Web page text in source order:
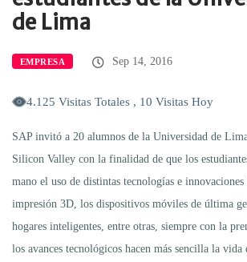
de Lima
EMPRESA Sep 14, 2016
4.125 Visitas Totales , 10 Visitas Hoy
SAP invitó a 20 alumnos de la Universidad de
Silicon Valley con la finalidad de que los
mano el uso de distintas tecnologías e
impresión 3D, los dispositivos móviles de última
hogares inteligentes, entre otras, siempre con la
los avances tecnológicos hacen más sencilla la vida